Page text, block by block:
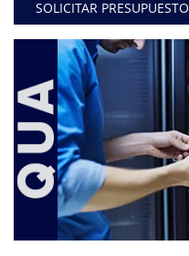
SOLICITAR PRESUPUESTO